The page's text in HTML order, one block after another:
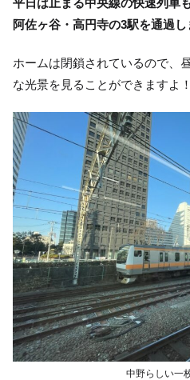
平日は止まる中央線の快速列車
阿佐ヶ谷・高円寺の3駅を通過し
ホームは閉鎖されているので、
な光景を見ることができますよ！
中野らしい一